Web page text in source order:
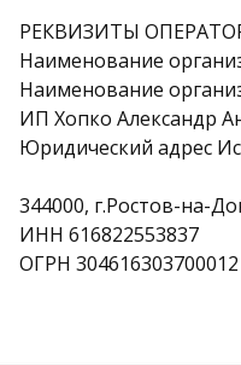
РЕКВИЗИТЫ
Наименование
Наименование
ИП Хопко Александр
Юридический адрес
344000, г.Ростов-на-
ИНН 616822553837
ОГРН 304616303700012